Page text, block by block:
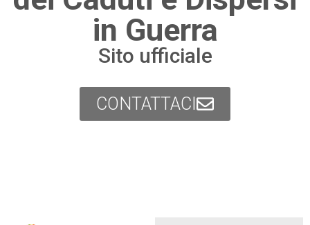
in Guerra
Sito ufficiale
CONTATTACI